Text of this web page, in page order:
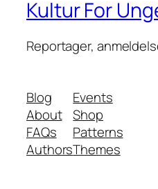
Kultur For
Reportager,
Blog
About
FAQs
Authors
Events
Shop
Patterns
Themes